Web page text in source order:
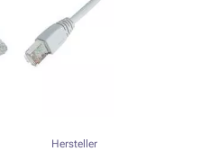
Hersteller